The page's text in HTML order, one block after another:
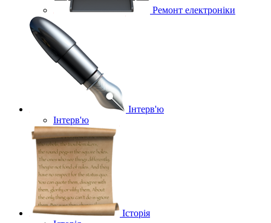
Ремонт електроніки
Інтерв'ю
Інтерв'ю
Історія